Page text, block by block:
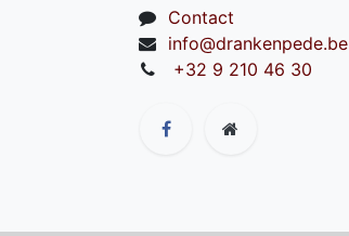
Contact
info@drankenpede.be
+32 9 210 46 30